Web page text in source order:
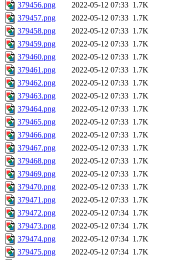
379456.png
2022-05-12 07:33 1.7K
379457.png
2022-05-12 07:33 1.7K
379458.png
2022-05-12 07:33 1.7K
379459.png
2022-05-12 07:33 1.7K
379460.png
2022-05-12 07:33 1.7K
379461.png
2022-05-12 07:33 1.7K
379462.png
2022-05-12 07:33 1.7K
379463.png
2022-05-12 07:33 1.7K
379464.png
2022-05-12 07:33 1.7K
379465.png
2022-05-12 07:33 1.7K
379466.png
2022-05-12 07:33 1.7K
379467.png
2022-05-12 07:33 1.7K
379468.png
2022-05-12 07:33 1.7K
379469.png
2022-05-12 07:33 1.7K
379470.png
2022-05-12 07:33 1.7K
379471.png
2022-05-12 07:33 1.7K
379472.png
2022-05-12 07:34 1.7K
379473.png
2022-05-12 07:34 1.7K
379474.png
2022-05-12 07:34 1.7K
379475.png
2022-05-12 07:34 1.7K